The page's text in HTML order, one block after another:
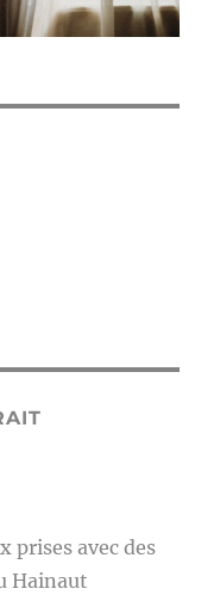
prises avec des
Hainaut